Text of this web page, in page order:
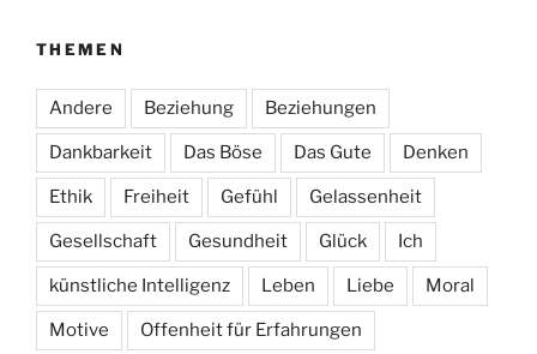
THEMEN
Andere Beziehung Beziehungen
Dankbarkeit Das Böse Das Gute Denken
Ethik Freiheit Gefühl Gelassenheit
Gesellschaft Gesundheit Glück Ich
künstliche Intelligenz Leben Liebe Moral
Motive Offenheit für Erfahrungen